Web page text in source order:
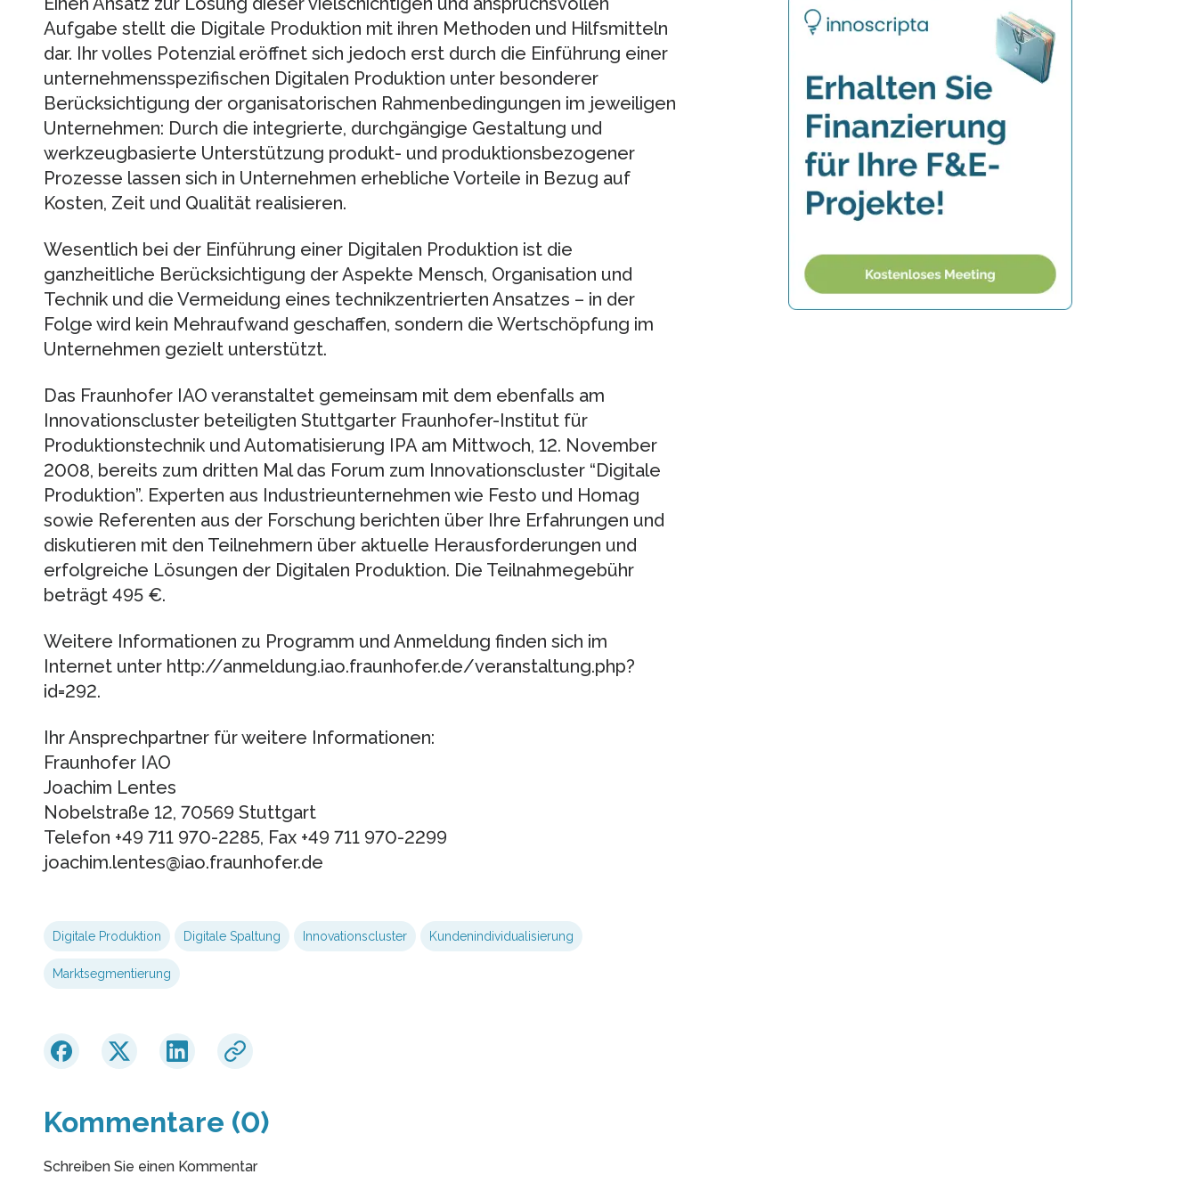
Aufgabe stellt die Digitale Produktion mit ihren Methoden und Hilfsmitteln
dar. Ihr volles Potenzial eröffnet sich jedoch erst durch die Einführung einer
unternehmensspezifischen Digitalen Produktion unter besonderer
Berücksichtigung der organisatorischen Rahmenbedingungen im jeweiligen
Unternehmen: Durch die integrierte, durchgängige Gestaltung und
werkzeugbasierte Unterstützung produkt- und produktionsbezogener
Prozesse lassen sich in Unternehmen erhebliche Vorteile in Bezug auf
Kosten, Zeit und Qualität realisieren.
Wesentlich bei der Einführung einer Digitalen Produktion ist die
ganzheitliche Berücksichtigung der Aspekte Mensch, Organisation und
Technik und die Vermeidung eines technikzentrierten Ansatzes – in der
Folge wird kein Mehraufwand geschaffen, sondern die Wertschöpfung im
Unternehmen gezielt unterstützt.
Das Fraunhofer IAO veranstaltet gemeinsam mit dem ebenfalls am
Innovationscluster beteiligten Stuttgarter Fraunhofer-Institut für
Produktionstechnik und Automatisierung IPA am Mittwoch, 12. November
2008, bereits zum dritten Mal das Forum zum Innovationscluster “Digitale
Produktion”. Experten aus Industrieunternehmen wie Festo und Homag
sowie Referenten aus der Forschung berichten über Ihre Erfahrungen und
diskutieren mit den Teilnehmern über aktuelle Herausforderungen und
erfolgreiche Lösungen der Digitalen Produktion. Die Teilnahmegebühr
beträgt 495 €.
Weitere Informationen zu Programm und Anmeldung finden sich im
Internet unter http://anmeldung.iao.fraunhofer.de/veranstaltung.php?
id=292.
Ihr Ansprechpartner für weitere Informationen:
Fraunhofer IAO
Joachim Lentes
Nobelstraße 12, 70569 Stuttgart
Telefon +49 711 970-2285, Fax +49 711 970-2299
joachim.lentes@iao.fraunhofer.de
Digitale Produktion Digitale Spaltung Innovationscluster Kundenindividualisierung
Marktsegmentierung
Kommentare (0)
Schreiben Sie einen Kommentar